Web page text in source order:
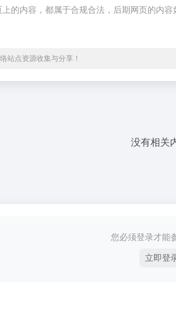
的内容，都属于合规合法，后期网页的内
站点资源收集与分享！
没有相关
您必须登录才能
立即登